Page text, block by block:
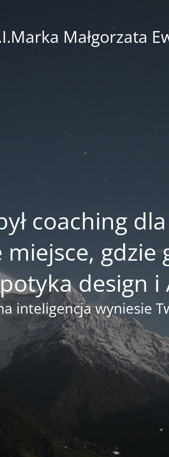
Małgorzata
coaching
miejsce, gdzie
design i
inteligencja wyniesie